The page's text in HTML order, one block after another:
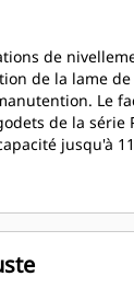
de
de la lame
Le
de la série
jusqu'à